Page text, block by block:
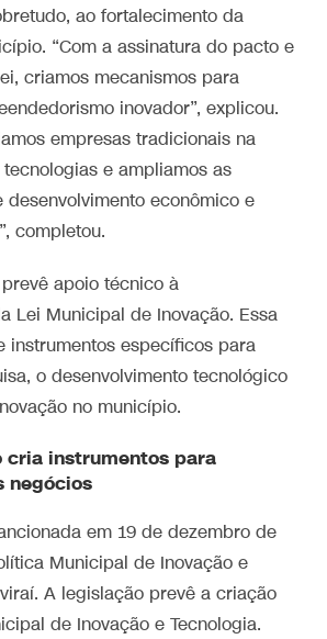
ao fortalecimento da
“Com a assinatura do pacto e
criamos mecanismos para
inovador”, explicou.
empresas tradicionais na
e ampliamos as
desenvolvimento econômico e
completou.
apoio técnico à
Lei Municipal de Inovação. Essa
instrumentos específicos para
o desenvolvimento tecnológico
no município.
cria instrumentos para
negócios
em 19 de dezembro de
Municipal de Inovação e
A legislação prevê a criação
de Inovação e Tecnologia.